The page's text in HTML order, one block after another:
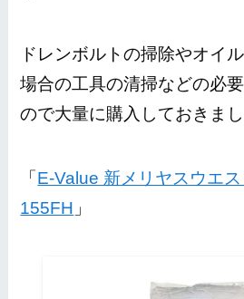
ドレンボルトの掃除やオイ
場合の工具の清掃などの必
ので大量に購入しておきまし
「E-Value 新メリヤスウエ
155FH 」